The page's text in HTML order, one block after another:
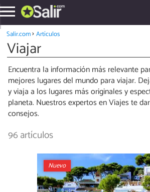
Salir.com Artículos
Viajar
Encuentra la información más relevante
mejores lugares del mundo para viajar.
y viaja a los lugares más originales y
planeta. Nuestros expertos en Viajes te
consejos.
96 artículos
Nuevo